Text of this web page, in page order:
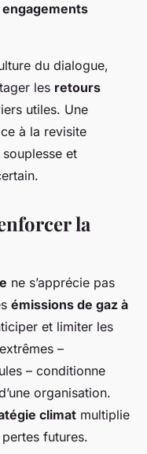
engagements
du dialogue,
les retours
utiles. Une
à la revisite
et
la
ne s’apprécie pas
émissions de gaz à
et limiter les
–
– conditionne
organisation.
climat multiplie
futures.